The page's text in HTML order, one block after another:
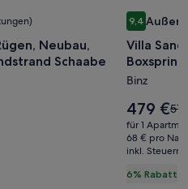
Neubau,
Schaabe
Neubau, 350m vom 10km
für
Villa
23/
2
SZ
/
W-
lan/
9,49,4 von
Villa
Binz
6% Rabatt
Der
Preis
beträgt
479 €.
479 €Der
alte
war
für 1
68 € pro
inkl. Steuern
Villa